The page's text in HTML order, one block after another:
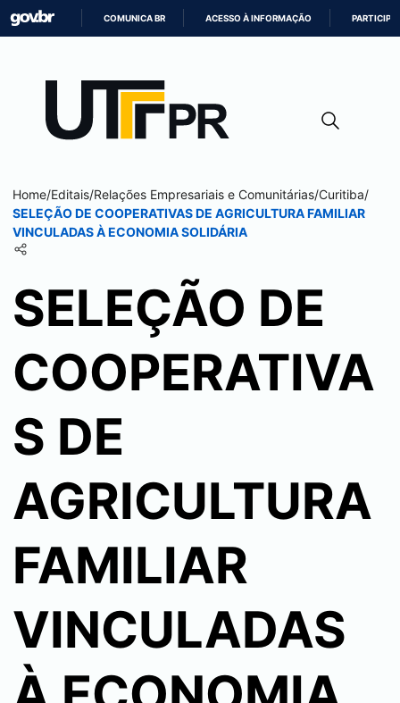
CONTEÚDO
COMUNICA BR ACESSO À INFORMAÇÃO PARTICIPE
Home/Editais/Relações Empresariais e Comunitárias/Curitiba/
SELEÇÃO DE COOPERATIVAS DE AGRICULTURA FAMILIAR
VINCULADAS À ECONOMIA SOLIDÁRIA
SELEÇÃO DE
COOPERATIVA
S DE
AGRICULTURA
FAMILIAR
VINCULADAS